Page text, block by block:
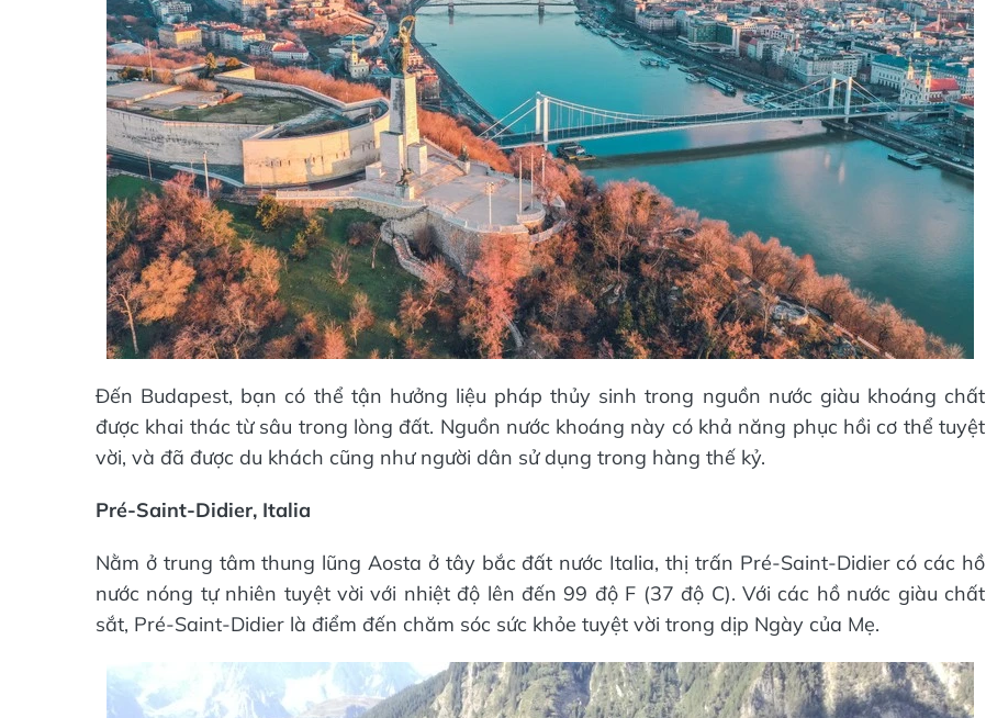
Đến Budapest, bạn có thể tận hưởng liệu pháp thủy sinh trong nguồn nước giàu khoáng chất
được khai thác từ sâu trong lòng đất. Nguồn nước khoáng này có khả năng phục hồi cơ thể tuyệt
vời, và đã được du khách cũng như người dân sử dụng trong hàng thế kỷ.
Pré-Saint-Didier, Italia
Nằm ở trung tâm thung lũng Aosta ở tây bắc đất nước Italia, thị trấn Pré-Saint-Didier có các hồ
nước nóng tự nhiên tuyệt vời với nhiệt độ lên đến 99 độ F (37 độ C). Với các hồ nước giàu chất
sắt, Pré-Saint-Didier là điểm đến chăm sóc sức khỏe tuyệt vời trong dịp Ngày của Mẹ.